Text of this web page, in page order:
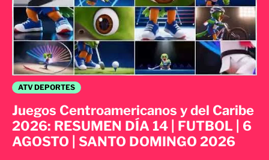
ATV DEPORTES
Juegos Centroamericanos y del Caribe
2026: RESUMEN DÍA 14 | FUTBOL | 6
AGOSTO | SANTO DOMINGO 2026